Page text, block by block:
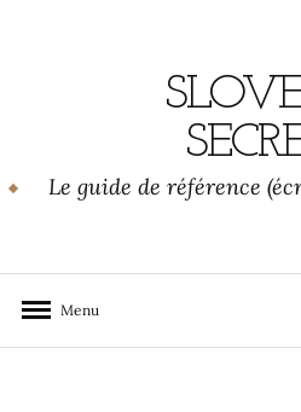
Le guide de référence
Menu